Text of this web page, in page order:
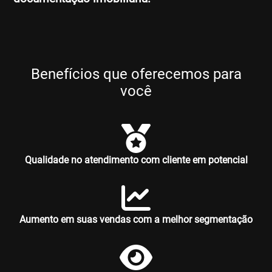
Benefícios que oferecemos para
você
Qualidade no atendimento com cliente em potencial
Aumento em suas vendas com a melhor segmentação